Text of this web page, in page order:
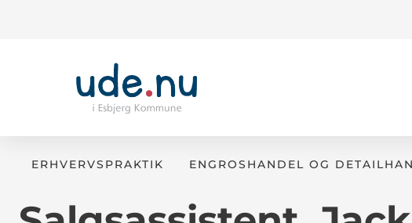
ERHVERVSPRAKTIK ENGROSHANDEL OG